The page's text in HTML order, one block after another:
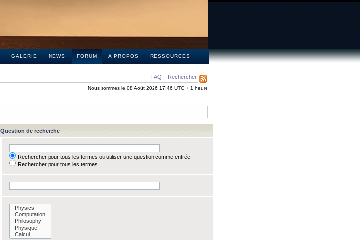
GALERIE NEWS FORUM A PROPOS RESSOURCES
FAQ Rechercher
Nous sommes le 08 Août 2026 17:46 UTC + 1 heure
Question de recherche
Rechercher pour tous les termes ou utiliser une question comme entrée
Rechercher pour tous les termes